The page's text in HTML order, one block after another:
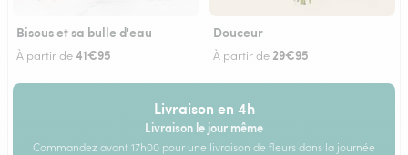
Bisous et sa bulle d'eau
À partir de41€95
Douceur
À partir de 29€95
Livraison en 4h
Livraison le jour même
Commandez avant 17h00 pour une livraison de fleurs dans la journée